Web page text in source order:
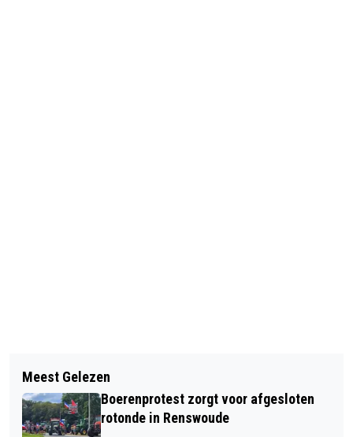
SPEUREN NAAR SPOREN. SPEUREN
NAAR WILD DOE JE VANAF
NATUURCENTRUM VELUWE!
CARBIDSCHIETEN, SAMEN MET EEN
BOCK DIE SCHIETEN KAN!
Meest Gelezen
Boerenprotest zorgt voor afgesloten
rotonde in Renswoude